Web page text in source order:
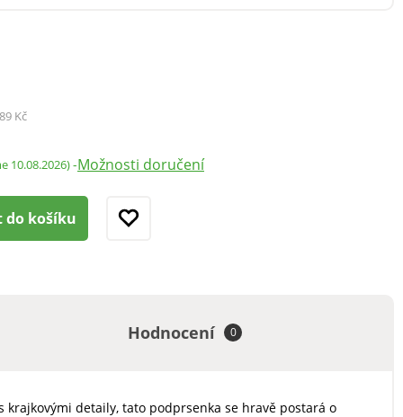
Kč
10.08.2026)-Možnosti doručení
do košíku
Hodnocení 0
detaily, tato podprsenka se hravě postará o